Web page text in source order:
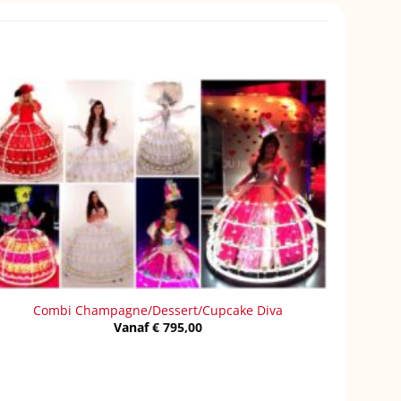
Combi Champagne/Dessert/Cupcake Diva
Vanaf€795,00